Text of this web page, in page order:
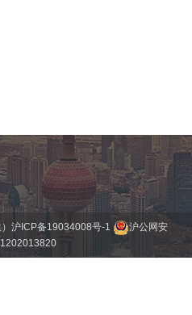
）沪ICP备19034008号-1
沪公网安